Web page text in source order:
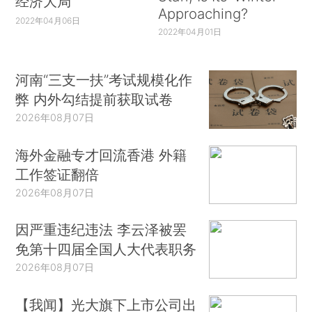
2022年04月06日
Approaching?
2022年04月01日
河南“三支一扶”考试规模化作
弊 内外勾结提前获取试卷
2026年08月07日
海外金融专才回流香港 外籍
工作签证翻倍
2026年08月07日
因严重违纪违法 李云泽被罢
免第十四届全国人大代表职务
2026年08月07日
【我闻】光大旗下上市公司出